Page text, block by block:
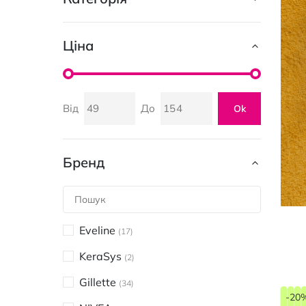
-
Ціна
Від До Ok
Бренд
Eveline 17
KeraSys 2
Gillette 34